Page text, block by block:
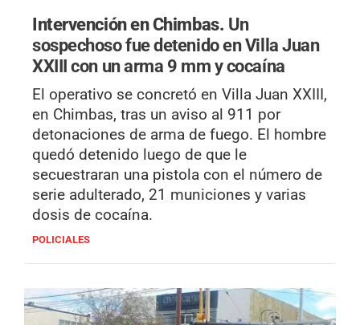
Intervención en Chimbas. Un
sospechoso fue detenido en Villa Juan
XXIII con un arma 9 mm y cocaína
El operativo se concretó en Villa Juan XXIII,
en Chimbas, tras un aviso al 911 por
detonaciones de arma de fuego. El hombre
quedó detenido luego de que le
secuestraran una pistola con el número de
serie adulterado, 21 municiones y varias
dosis de cocaína.
POLICIALES